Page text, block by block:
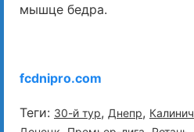
мышце бедра.
fcdnipro.com
Теги: 30-й тур, Днепр, Калинич